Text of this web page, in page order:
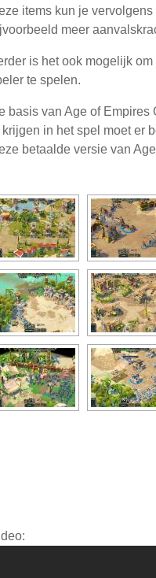
items kun je
meer
is het ook mogelijk
te spelen.
basis van Age of
krijgen in het spel moet er
betaalde versie van